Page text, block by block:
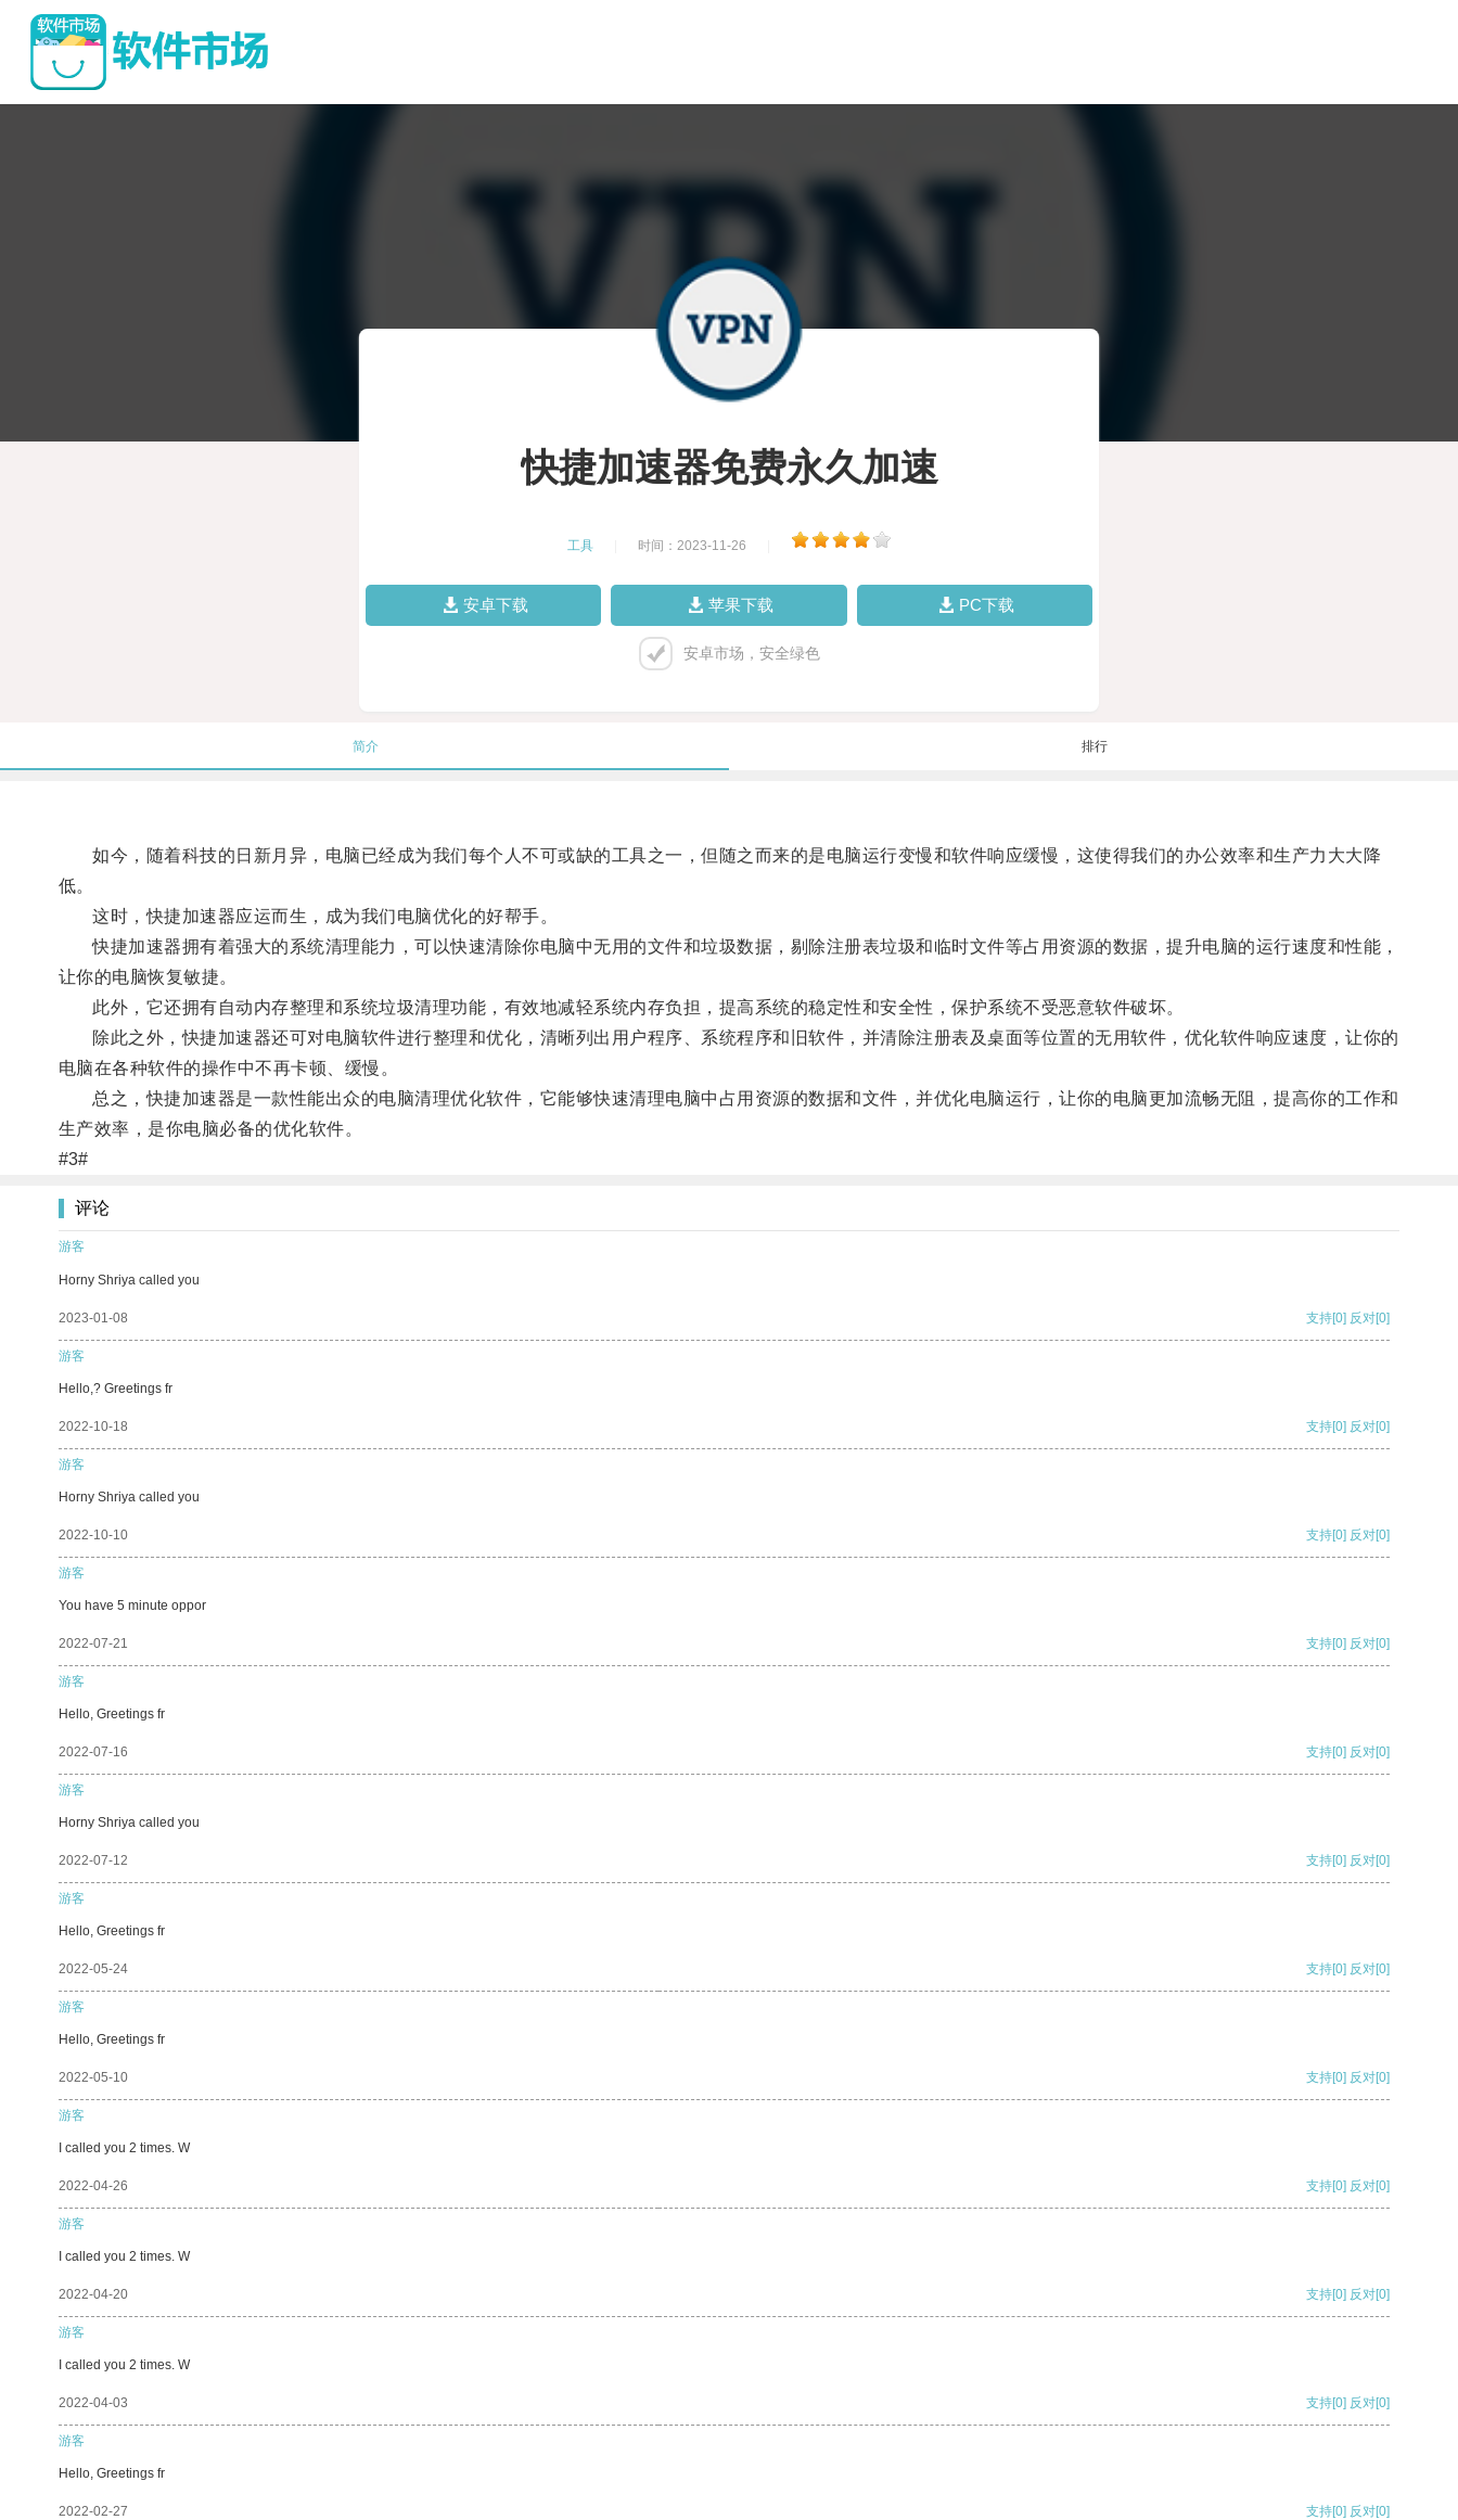
快捷加速器免费永久加速
工具 时间：2023-11-26
安卓下载 苹果下载 PC下载
安卓市场，安全绿色
简介 排行
如今，随着科技的日新月异，电脑已经成为我们每个人不可或缺的工具之一，但随之而来的是电脑运行变慢和软件响应缓慢，这使得我们的办公效率和生产力大大降
低。
这时，快捷加速器应运而生，成为我们电脑优化的好帮手。
快捷加速器拥有着强大的系统清理能力，可以快速清除你电脑中无用的文件和垃圾数据，剔除注册表垃圾和临时文件等占用资源的数据，提升电脑的运行速度和性能，
让你的电脑恢复敏捷。
此外，它还拥有自动内存整理和系统垃圾清理功能，有效地减轻系统内存负担，提高系统的稳定性和安全性，保护系统不受恶意软件破坏。
除此之外，快捷加速器还可对电脑软件进行整理和优化，清晰列出用户程序、系统程序和旧软件，并清除注册表及桌面等位置的无用软件，优化软件响应速度，让你的
电脑在各种软件的操作中不再卡顿、缓慢。
总之，快捷加速器是一款性能出众的电脑清理优化软件，它能够快速清理电脑中占用资源的数据和文件，并优化电脑运行，让你的电脑更加流畅无阻，提高你的工作和
生产效率，是你电脑必备的优化软件。
#3#
评论
游客
Horny Shriya called you
2023-01-08 支持[0] 反对[0]
游客
Hello,? Greetings fr
2022-10-18 支持[0] 反对[0]
游客
Horny Shriya called you
2022-10-10 支持[0] 反对[0]
游客
You have 5 minute oppor
2022-07-21 支持[0] 反对[0]
游客
Hello, Greetings fr
2022-07-16 支持[0] 反对[0]
游客
Horny Shriya called you
2022-07-12 支持[0] 反对[0]
游客
Hello, Greetings fr
2022-05-24 支持[0] 反对[0]
游客
Hello, Greetings fr
2022-05-10 支持[0] 反对[0]
游客
I called you 2 times. W
2022-04-26 支持[0] 反对[0]
游客
I called you 2 times. W
2022-04-20 支持[0] 反对[0]
游客
I called you 2 times. W
2022-04-03 支持[0] 反对[0]
游客
Hello, Greetings fr
2022-02-27 支持[0] 反对[0]